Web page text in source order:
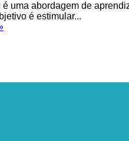
é uma abordagem de
é estimular...